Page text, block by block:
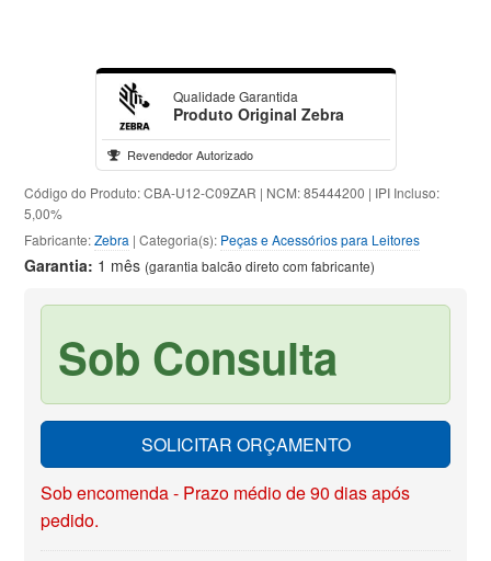
Qualidade Garantida
Produto Original Zebra
Revendedor Autorizado
Código do Produto: CBA-U12-C09ZAR | NCM: 85444200 | IPI Incluso:
5,00%
Fabricante:Zebra | Categoria(s): Peças e Acessórios para Leitores
Garantia: 1 mês (garantia balcão direto com fabricante)
Sob Consulta
SOLICITAR ORÇAMENTO
Sob encomenda - Prazo médio de 90 dias após
pedido.